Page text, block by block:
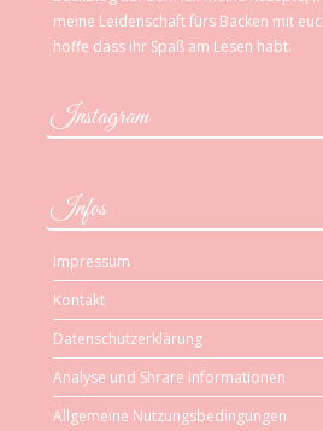
meine Leidenschaft fürs Backen mit
hoffe dass ihr Spaß am Lesen habt.
Instagram
Infos
Impressum
Kontakt
Datenschutzerklärung
Analyse und Shrare Informationen
Allgemeine Nutzungsbedingungen